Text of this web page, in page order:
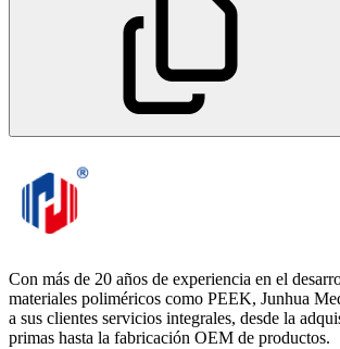
Con más de 20 años de experiencia en el
materiales poliméricos como PEEK, Junhua
a sus clientes servicios integrales, desde la
primas hasta la fabricación OEM de productos.